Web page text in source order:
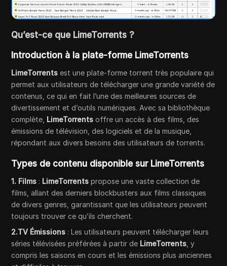
Qu’est-ce que LimeTorrents ?
Introduction à la plate-forme LimeTorrents
LimeTorrents est une plate-forme torrent très populaire qui
permet aux utilisateurs de télécharger une grande variété de
contenus, ce qui en fait l’une des meilleures sources de
divertissement et d’outils numériques. Avec sa bibliothèque
complète, LimeTorrents offre un accès à des films, des
émissions de télévision, des logiciels et de la musique,
répondant aux divers besoins des utilisateurs de torrents.
Types de contenu disponible sur LimeTorrents
1. Films : LimeTorrents propose une vaste collection de
films, allant des derniers blockbusters aux films classiques
de divers genres, garantissant que les utilisateurs peuvent
toujours trouver ce qu’ils cherchent.
2.TV Émissions : Les utilisateurs peuvent télécharger leurs
séries télévisées préférées à partir de LimeTorrents , y
compris les saisons en cours et les émissions plus anciennes